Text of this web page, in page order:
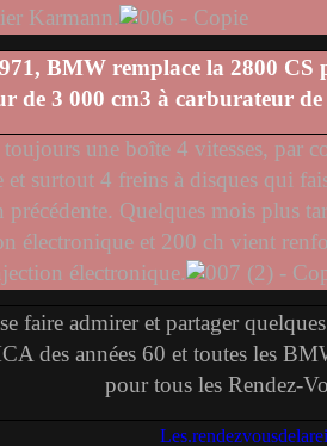
Karmann.
BMW remplace la 2800 CS
de 3 000 cm3 à carburateur
toujours une boîte 4 vitesses, par
et surtout 4 freins à disques qui
précédente. Quelques mois plus
électronique et 200 ch vient
électronique.
faire admirer et partager
des années 60 et toutes les
pour tous les Rendez-